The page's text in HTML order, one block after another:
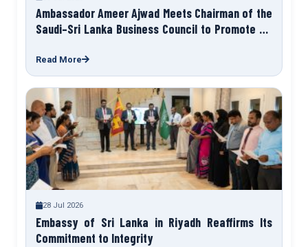
Ambassador Ameer Ajwad Meets Chairman of the
Saudi–Sri Lanka Business Council to Promote Sri
Read More
28 Jul 2026
Embassy of Sri Lanka in Riyadh Reaffirms Its
Commitment to Integrity